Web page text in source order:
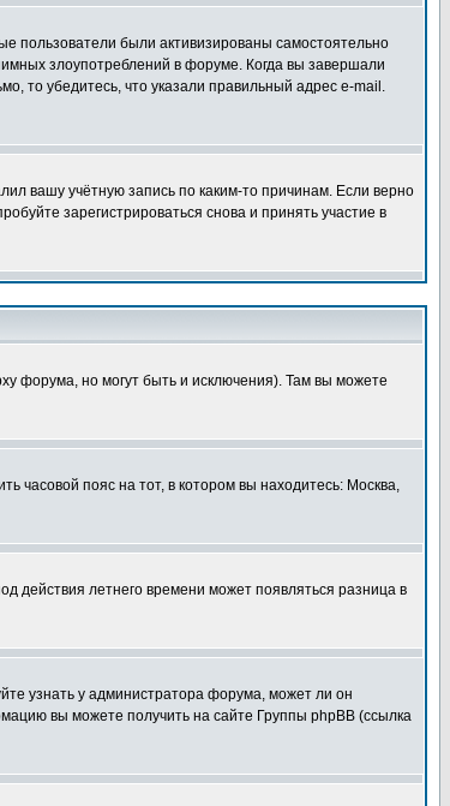
пользователи были активизированы самостоятельно
злоупотреблений в форуме. Когда вы завершали
то убедитесь, что указали правильный адрес e-mail.
вашу учётную запись по каким-то причинам. Если верно
зарегистрироваться снова и принять участие в
форума, но могут быть и исключения). Там вы можете
часовой пояс на тот, в котором вы находитесь: Москва,
действия летнего времени может появляться разница в
узнать у администратора форума, может ли он
вы можете получить на сайте Группы phpBB (ссылка